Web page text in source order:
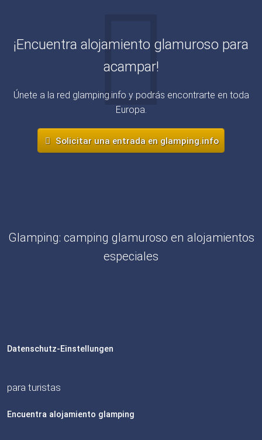
¡Encuentra alojamiento glamuroso para
acampar!
Únete a la red glamping.info y podrás encontrarte en toda
Europa.
Solicitar una entrada en glamping.info
Glamping: camping glamuroso en alojamientos
especiales
Datenschutz-Einstellungen
para turistas
Encuentra alojamiento glamping